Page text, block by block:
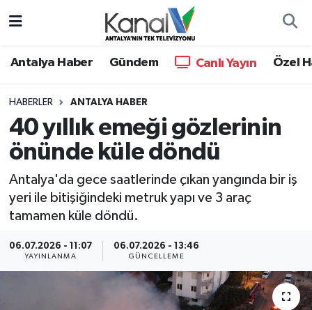
Antalya Haber Gündem Canlı Yayın Özel
HABERLER ANTALYA HABER
40 yıllık emeği gözlerinin
önünde küle döndü
Antalya'da gece saatlerinde çıkan yangında bir iş
yeri ile bitişiğindeki metruk yapı ve 3 araç
tamamen küle döndü.
06.07.2026 - 11:07
YAYINLANMA
06.07.2026 - 13:46
GÜNCELLEME
Antalya Haber
Dünya
Eğitim
Ekonomi
Hava Durumu
Trafik Durumu
Süper Lig Puan Durumu ve Fikstür
Tüm Manşetler